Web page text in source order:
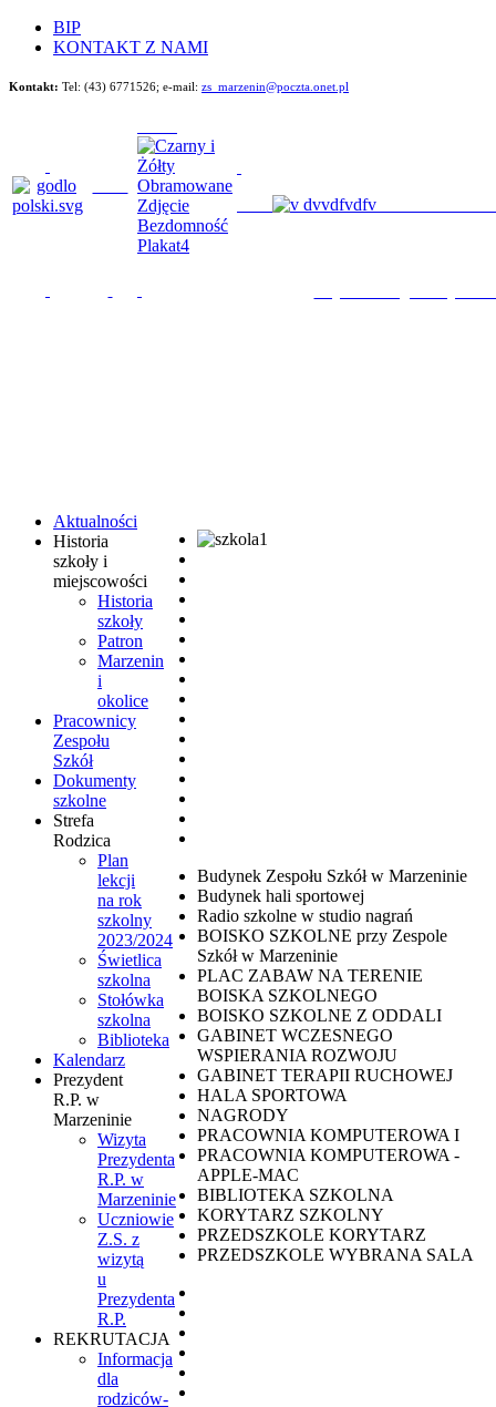
BIP
KONTAKT Z NAMI
Kontakt: Tel: (43) 6771526; e-mail: zs_marzenin@poczta.onet.pl
Budynek Zespołu Szkół w Marzeninie
Budynek hali sportowej
Radio szkolne w studio nagrań
BOISKO SZKOLNE przy Zespole
Szkół w Marzeninie
PLAC ZABAW NA TERENIE
BOISKA SZKOLNEGO
BOISKO SZKOLNE Z ODDALI
GABINET WCZESNEGO
WSPIERANIA ROZWOJU
GABINET TERAPII RUCHOWEJ
HALA SPORTOWA
NAGRODY
PRACOWNIA KOMPUTEROWA I
PRACOWNIA KOMPUTEROWA -
APPLE-MAC
BIBLIOTEKA SZKOLNA
KORYTARZ SZKOLNY
PRZEDSZKOLE KORYTARZ
PRZEDSZKOLE WYBRANA SALA
Aktualności
Historia
szkoły i
miejscowości
Historia
szkoły
Patron
Marzenin
i
okolice
Pracownicy
Zespołu
Szkół
Dokumenty
szkolne
Strefa
Rodzica
Plan
lekcji
na rok
szkolny
2023/2024
Świetlica
szkolna
Stołówka
szkolna
Biblioteka
Kalendarz
Prezydent
R.P. w
Marzeninie
Wizyta
Prezydenta
R.P. w
Marzeninie
Uczniowie
Z.S. z
wizytą
u
Prezydenta
R.P.
REKRUTACJA
Informacja
dla
rodziców-